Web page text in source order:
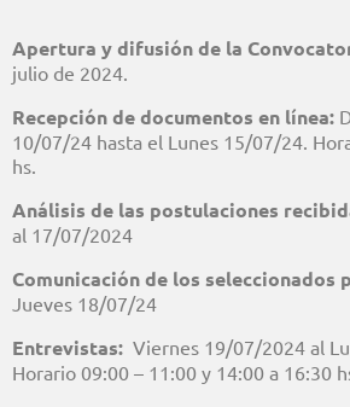
Apertura y difusión de la
julio de 2024.
Recepción de documentos en línea:
10/07/24 hasta el Lunes 15/07/24.
hs.
Análisis de las postulaciones
al 17/07/2024
Comunicación de los seleccionados
Jueves 18/07/24
Entrevistas: Viernes 19/07/2024 al
Horario 09:00 – 11:00 y 14:00 a 16:30